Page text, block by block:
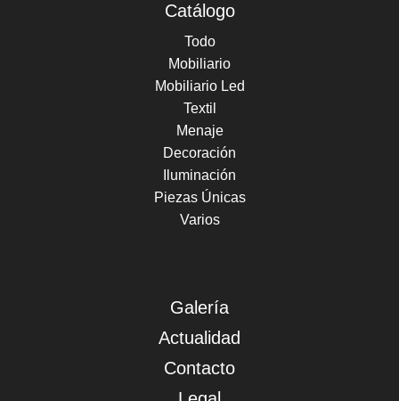
Catálogo
Todo
Mobiliario
Mobiliario Led
Textil
Menaje
Decoración
Iluminación
Piezas Únicas
Varios
Galería
Actualidad
Contacto